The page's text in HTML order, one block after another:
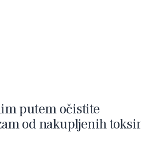
putem očistite
od nakupljenih